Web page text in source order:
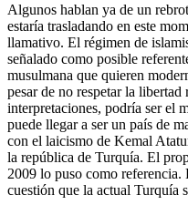
Algunos hablan ya de un
estaría trasladando en este
llamativo. El régimen de
señalado como posible
musulmana que quieren
pesar de no respetar la libertad
interpretaciones, podría ser el
puede llegar a ser un país de
con el laicismo de Kemal
la república de Turquía. El
2009 lo puso como referencia.
cuestión que la actual Turquía